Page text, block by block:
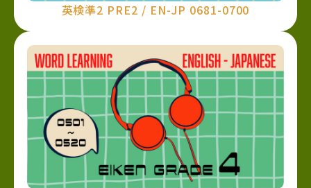
英検準2 PRE2 / EN-JP 0681-0700